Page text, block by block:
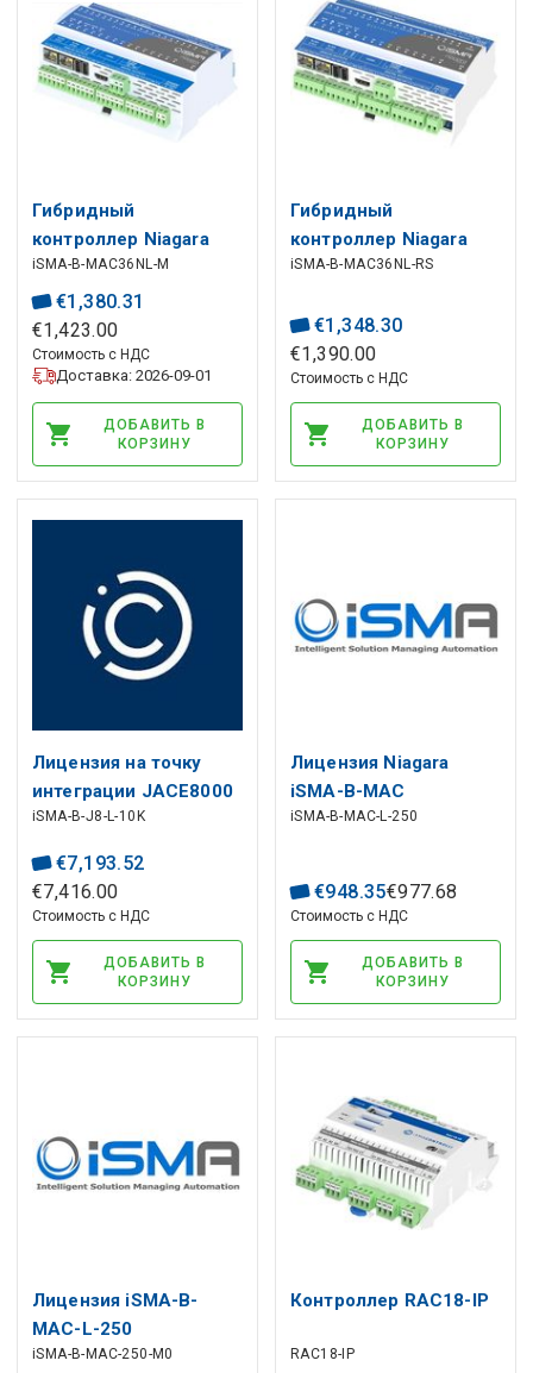
Гибридный
контроллер Niagara
iSMA-B-MAC36NL,
16UI, 4DI, 8DO, 8AO,
1xRS485, 1xM-bus,
2xETH, 2xUSB, 1xHDMI,
1xSD слот
iSMA-B-MAC36NL-M
€1 ,380.31
€1,423.00
Стоимость с НДС
Доставка: 2026-09-01
ДОБАВИТЬ В
КОРЗИНУ
Гибридный
контроллер Niagara
iSMA-B-MAC36NL,
2xRS485, 2xETH,
2xUSB, 1xHDMI, 1x SD
слот
iSMA-B-MAC36NL-RS
€1 ,348.30
€1,390.00
Стоимость с НДС
ДОБАВИТЬ В
КОРЗИНУ
Лицензия на точку
интеграции JACE8000
5K при покупке вместе
iSMA-B-J8-L-10K
€7,193.52
€7,416.00
Стоимость с НДС
ДОБАВИТЬ В
КОРЗИНУ
Лицензия Niagara
iSMA-B-MAC
valdikliams, iki 250
iSMA-B-MAC-L-250
€948.35€977.68
Стоимость с НДС
ДОБАВИТЬ В
КОРЗИНУ
Лицензия iSMA-B-
MAC-L-250
Техническая
iSMA-B-MAC-250-M0
Контроллер RAC18-IP
RAC18-IP